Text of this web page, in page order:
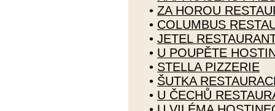
• ZA HOROU
• COLUMBUS
• JETEL
• U POUPĚTE
• STELLA PIZZERIE
• ŠUTKA
• U ČECHŮ